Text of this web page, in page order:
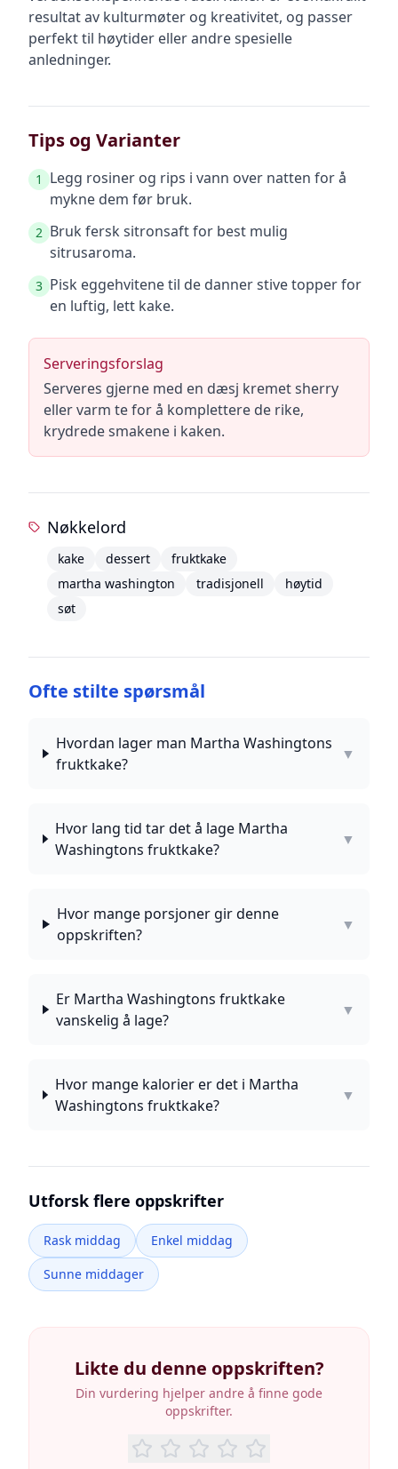
resultat av kulturmøter og kreativitet, og passer
perfekt til høytider eller andre spesielle
anledninger.
Tips og Varianter
1
Legg rosiner og rips i vann over natten for å
mykne dem før bruk.
2 Bruk fersk sitronsaft for best mulig
sitrusaroma.
3 Pisk eggehvitene til de danner stive topper for
en luftig, lett kake.
Serveringsforslag
Serveres gjerne med en dæsj kremet sherry
eller varm te for å komplettere de rike,
krydrede smakene i kaken.
Nøkkelord
kake dessert
fruktkake
martha washington
tradisjonell
høytid
søt
Ofte stilte spørsmål
Hvordan lager man Martha Washingtons
fruktkake?
▼
Hvor lang tid tar det å lage Martha
Washingtons fruktkake?
▼
Hvor mange porsjoner gir denne
oppskriften?
▼
Er Martha Washingtons fruktkake
vanskelig å lage?
▼
Hvor mange kalorier er det i Martha
Washingtons fruktkake?
▼
Utforsk flere oppskrifter
Rask middag
Enkel middag
Sunne middager
Likte du denne oppskriften?
Din vurdering hjelper andre å finne gode
oppskrifter.